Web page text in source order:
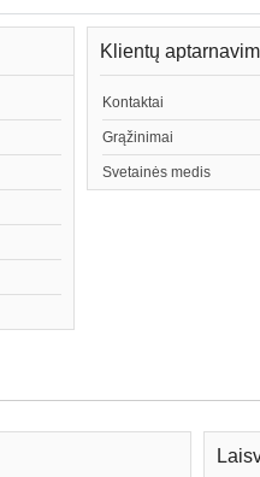
Klientų
Kontaktai
Grąžinimai
Svetainės medis